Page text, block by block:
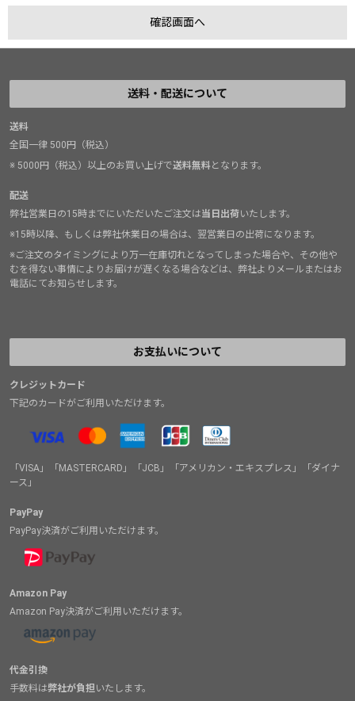
送料・配送について
送料
全国一律 500円（税込）
※ 5000円（税込）以上のお買い上げで送料無料となります。
配送
弊社営業日の15時までにいただいたご注文は当日出荷いたします。
※15時以降、もしくは弊社休業日の場合は、翌営業日の出荷になります。
※ご注文のタイミングにより万一在庫切れとなってしまった場合や、その他や
むを得ない事情によりお届けが遅くなる場合などは、弊社よりメールまたはお
電話にてお知らせします。
お支払いについて
クレジットカード
下記のカードがご利用いただけます。
「VISA」「MASTERCARD」「JCB」「アメリカン・エキスプレス」「ダイナ
ース」
PayPay
PayPay決済がご利用いただけます。
Amazon Pay
Amazon Pay決済がご利用いただけます。
代金引換
手数料は弊社が負担いたします。